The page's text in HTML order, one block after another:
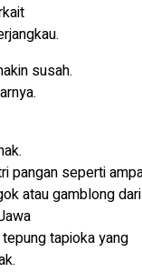
susah.
pangan seperti
atau gamblong
tapioka yang